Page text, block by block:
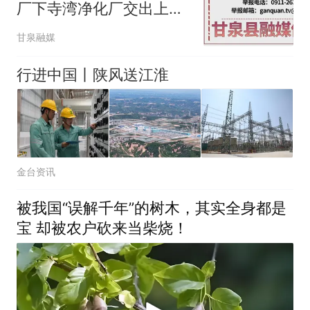
厂下寺湾净化厂交出上半
年“双过半”答卷
甘泉融媒
行进中国丨陕风送江淮
金台资讯
被我国“误解千年”的树木，其实全身都是
宝 却被农户砍来当柴烧！